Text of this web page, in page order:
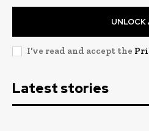
UNLOCK
I've read and accept the
Latest stories